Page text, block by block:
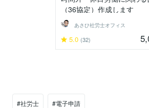
（36協定）作成します
あさひ社労士オフィス
5.0 (32)
#社労士 #電子申請